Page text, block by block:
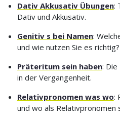
Dativ Akkusativ Übungen:
Dativ und Akkusativ.
Genitiv s bei Namen:
und wie nutzen Sie es richtig?
Präteritum sein haben: Die
in der Vergangenheit.
Relativpronomen was wo:
und wo als Relativpronomen